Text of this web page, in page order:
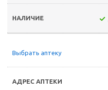
Выбрать аптеку